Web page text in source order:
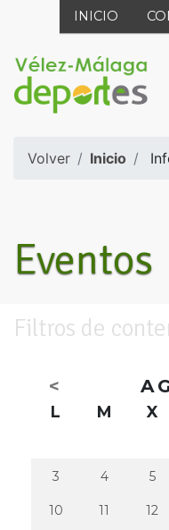
INICIO
Volver Inicio
Eventos
Filtros de
<
L M X
3 4 5
10 11 12